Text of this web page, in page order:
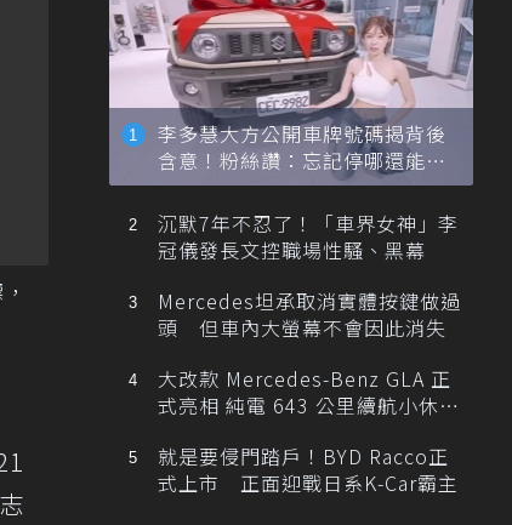
李多慧大方公開車牌號碼揭背後
含意！粉絲讚：忘記停哪還能幫
忙找車
沉默7年不忍了！「車界女神」李
冠儀發長文控職場性騷、黑幕
Mercedes坦承取消實體按鍵做過
頭 但車內大螢幕不會因此消失
大改款 Mercedes-Benz GLA 正
式亮相 純電 643 公里續航小休
就是要侵門踏戶！BYD Racco正
式上市 正面迎戰日系K-Car霸主